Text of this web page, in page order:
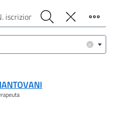
Cerca PulisciFiltro
| Target Utenza)
×